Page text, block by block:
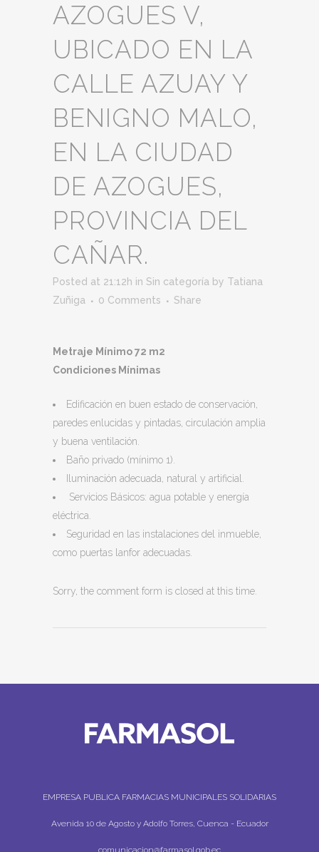
AZOGUES V,
UBICADO EN LA
CALLE AZUAY Y
BENIGNO MALO,
EN LA CIUDAD
DE AZOGUES,
PROVINCIA DEL
CAÑAR.
Posted at 21:12h in Sin categoría by Tatiana
Zuñiga
0 Comments Share
Metraje Mínimo 72 m2
Condiciones Mínimas
Edificación en buen estado de conservación,
paredes enlucidas y pintadas, circulación amplia
y buena ventilación.
Baño privado (mínimo 1).
Iluminación adecuada, natural y artificial.
Servicios Básicos: agua potable y energía
eléctrica.
Seguridad en las instalaciones del inmueble,
como puertas lanfor adecuadas.
Sorry, the comment form is closed at this time.
EMPRESA PUBLICA FARMACIAS MUNICIPALES SOLIDARIAS
Avenida 10 de Agosto y Adolfo Torres, Cuenca - Ecuador
comunicacion@farmasol.gob.ec